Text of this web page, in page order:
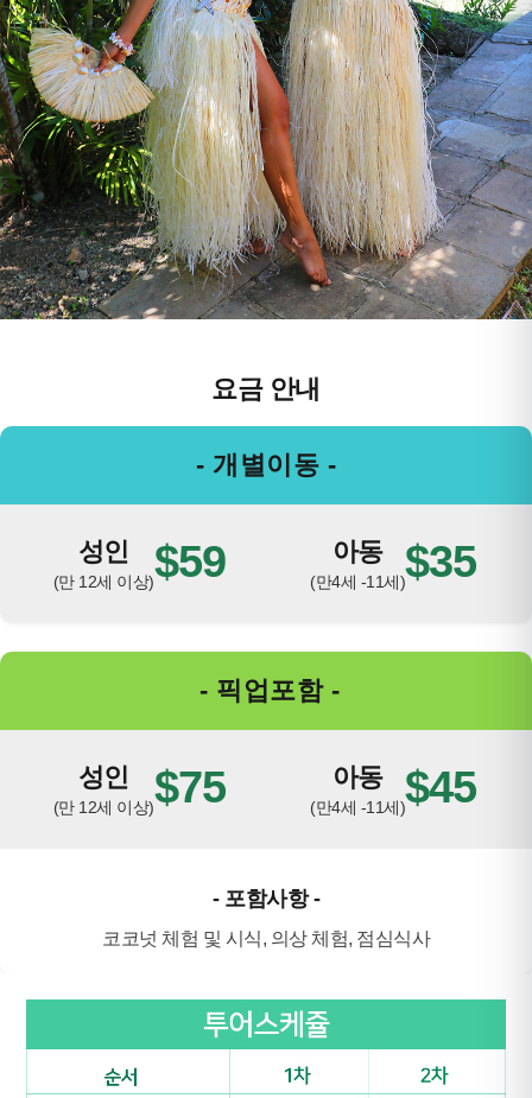
요금 안내
- 개별이동 -
성인
(만 12세 이상)$59 아동
(만4세 -11세)$35
- 픽업포함 -
성인
(만 12세 이상)$75 아동
(만4세 -11세)$45
- 포함사항 -
코코넛 체험 및 시식, 의상 체험, 점심식사